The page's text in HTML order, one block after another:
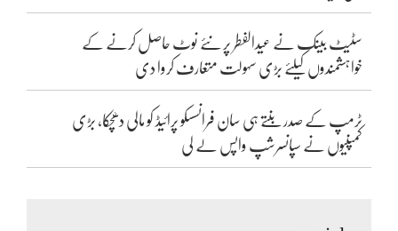
سٹیٹ بینک نے عیدالفطر پر نئے نوٹ حاصل کرنے کے
خواہشمندوں کیلئے بڑی سہولت متعارف کروا دی
ٹرمپ کے صدر بنتے ہی سان فرانسسکو پرائیڈ کو مالی دھچکا، بڑی
کمپنیوں نے سپانسرشپ واپس لے لی